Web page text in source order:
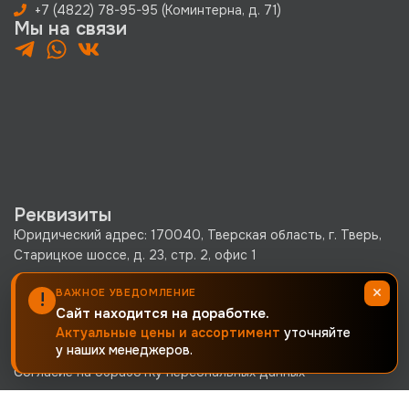
+7 (4822) 78-95-95 (Коминтерна, д. 71)
Мы на связи
Реквизиты
Юридический адрес: 170040, Тверская область, г. Тверь,
Старицкое шоссе, д. 23, стр. 2, офис 1
ООО «КРЕПКО.РУ» ОГРН 1256900002380 · ИНН
6900019171 · КПП 690001001
Политика конфиденциальности
Согласие на обработку персональных данных
! ВАЖНОЕ УВЕДОМЛЕНИЕ
Сайт находится на доработке.
Актуальные цены и ассортимент уточняйте
у наших менеджеров.
×